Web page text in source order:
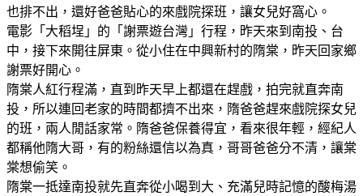
也排不出，還好爸爸貼心的來戲院探班，讓女兒好窩心。
電影「大稻埕」的「謝票遊台灣」行程，昨天來到南投、台
中，接下來開往屏東。從小住在中興新村的隋棠，昨天回家鄉
謝票好開心。
隋棠人紅行程滿，直到昨天早上都還在趕戲，拍完就直奔南
投，所以連回老家的時間都擠不出來，隋爸爸趕來戲院探女兒
的班，兩人閒話家常。隋爸爸保養得宜，看來很年輕，經紀人
都稱他隋大哥，有的粉絲還信以為真，哥哥爸爸分不清，讓棠
棠想偷笑。
隋棠一抵達南投就先直奔從小喝到大、充滿兒時記憶的酸梅湯